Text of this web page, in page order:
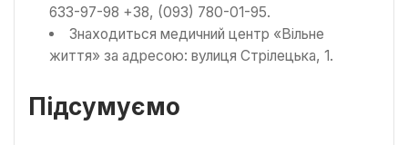
633-97-98 +38, (093) 780-01-95.
Знаходиться медичний центр «Вільне
життя» за адресою: вулиця Стрілецька, 1.
Підсумуємо